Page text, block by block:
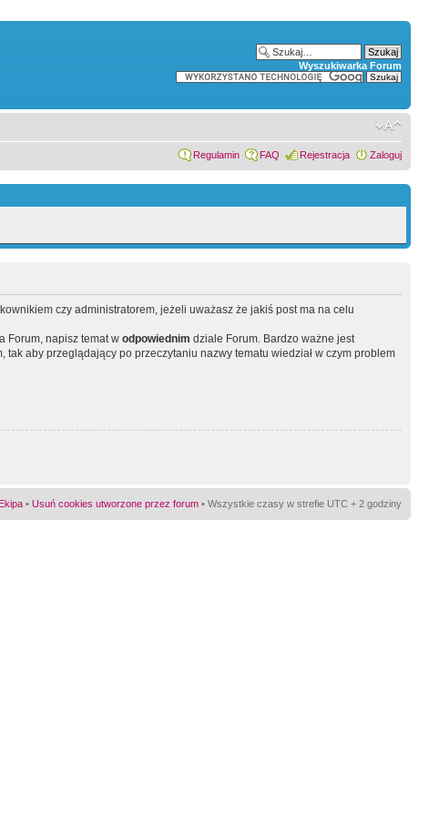
Wyszukiwarka Forum
Regulamin FAQ Rejestracja Zaloguj
czy administratorem, jeżeli uważasz że jakiś post ma na celu
Forum, napisz temat w odpowiednim dziale Forum. Bardzo ważne jest
aby przeglądający po przeczytaniu nazwy tematu wiedział w czym problem
Ekipa • Usuń cookies utworzone przez forum • Wszystkie czasy w strefie UTC + 2 godziny